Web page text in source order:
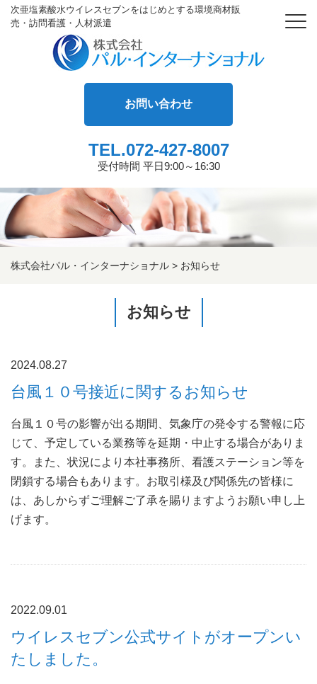
次亜塩素酸水ウイレスセブンをはじめとする環境商材販
売・訪問看護・人材派遣
お問い合わせ
TEL.072-427-8007
受付時間 平日9:00～16:30
株式会社パル・インターナショナル > お知らせ
お知らせ
2024.08.27
台風１０号接近に関するお知らせ
台風１０号の影響が出る期間、気象庁の発令する警報に応
じて、予定している業務等を延期・中止する場合がありま
す。また、状況により本社事務所、看護ステーション等を
閉鎖する場合もあります。お取引様及び関係先の皆様に
は、あしからずご理解ご了承を賜りますようお願い申し上
げます。
2022.09.01
ウイレスセブン公式サイトがオープンい
たしました。